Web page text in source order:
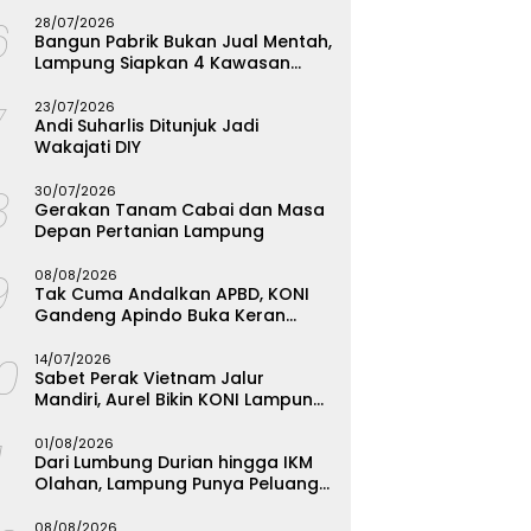
28/07/2026
Bangun Pabrik Bukan Jual Mentah,
Lampung Siapkan 4 Kawasan
23/07/2026
Andi Suharlis Ditunjuk Jadi
Wakajati DIY
30/07/2026
Gerakan Tanam Cabai dan Masa
Depan Pertanian Lampung
08/08/2026
Tak Cuma Andalkan APBD, KONI
Gandeng Apindo Buka Keran
14/07/2026
Sabet Perak Vietnam Jalur
Mandiri, Aurel Bikin KONI Lampung
01/08/2026
Dari Lumbung Durian hingga IKM
Olahan, Lampung Punya Peluang